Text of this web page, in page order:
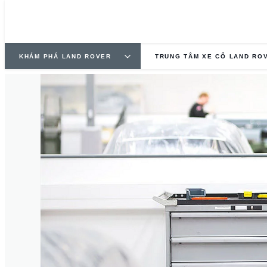
KHÁM PHÁ LAND ROVER TRUNG TÂM XE CỔ LAND
4/5